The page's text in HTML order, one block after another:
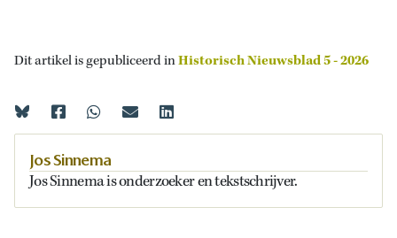
Dit artikel is gepubliceerd inHistorisch Nieuwsblad 5 - 2026
Jos Sinnema
Jos Sinnema is onderzoeker en tekstschrijver.